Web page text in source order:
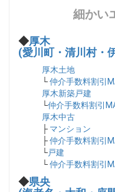
細かい
◆厚木
(愛川町・清川村・
厚木土地
└仲介手数料割引
厚木新築戸建
└仲介手数料割引
厚木中古
├ マンション
├仲介手数料割引
└戸建
└仲介手数料割引
◆県央